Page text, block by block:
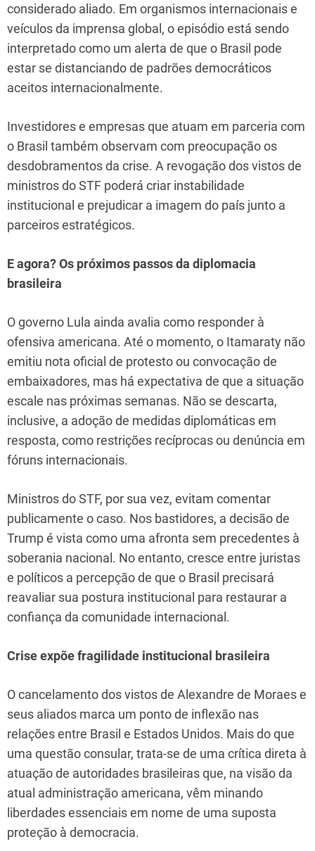
considerado aliado. Em organismos internacionais e
veículos da imprensa global, o episódio está sendo
interpretado como um alerta de que o Brasil pode
estar se distanciando de padrões democráticos
aceitos internacionalmente.
Investidores e empresas que atuam em parceria com
o Brasil também observam com preocupação os
desdobramentos da crise. A revogação dos vistos de
ministros do STF poderá criar instabilidade
institucional e prejudicar a imagem do país junto a
parceiros estratégicos.
E agora? Os próximos passos da diplomacia
brasileira
O governo Lula ainda avalia como responder à
ofensiva americana. Até o momento, o Itamaraty não
emitiu nota oficial de protesto ou convocação de
embaixadores, mas há expectativa de que a situação
escale nas próximas semanas. Não se descarta,
inclusive, a adoção de medidas diplomáticas em
resposta, como restrições recíprocas ou denúncia em
fóruns internacionais.
Ministros do STF, por sua vez, evitam comentar
publicamente o caso. Nos bastidores, a decisão de
Trump é vista como uma afronta sem precedentes à
soberania nacional. No entanto, cresce entre juristas
e políticos a percepção de que o Brasil precisará
reavaliar sua postura institucional para restaurar a
confiança da comunidade internacional.
Crise expõe fragilidade institucional brasileira
O cancelamento dos vistos de Alexandre de Moraes e
seus aliados marca um ponto de inflexão nas
relações entre Brasil e Estados Unidos. Mais do que
uma questão consular, trata-se de uma crítica direta à
atuação de autoridades brasileiras que, na visão da
atual administração americana, vêm minando
liberdades essenciais em nome de uma suposta
proteção à democracia.